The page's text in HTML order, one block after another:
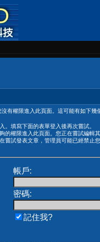
有權限進入此頁面。這可能有如下幾
。填寫下面的表單登入後再次嘗試。
的權限進入此頁面。您正在嘗試編輯
嘗試發表文章，管理員可能已經禁止
帳戶:
密碼:
記住我?